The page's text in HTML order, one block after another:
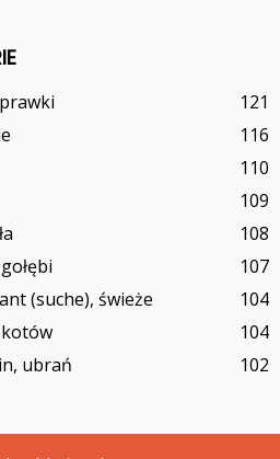
121
116
110
109
108
107
(suche), świeże
104
104
ubrań
102